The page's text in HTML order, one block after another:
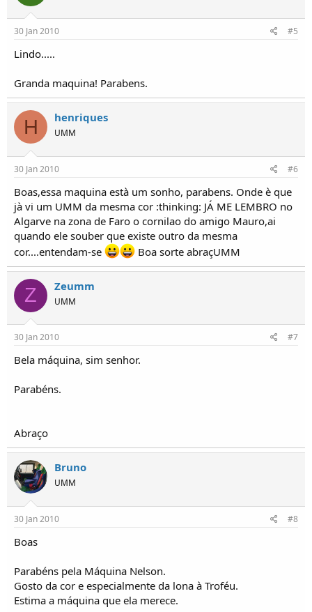
30 Jan 2010 #5
Lindo.....
Granda maquina! Parabens.
H henriques
UMM
30 Jan 2010 #6
Boas,essa maquina està um sonho, parabens. Onde è que
jà vi um UMM da mesma cor :thinking: JÁ ME LEMBRO no
Algarve na zona de Faro o cornilao do amigo Mauro,ai
quando ele souber que existe outro da mesma
cor....entendam-se
Boa sorte abraçUMM
Z Zeumm
UMM
30 Jan 2010 #7
Bela máquina, sim senhor.
Parabéns.
Abraço
Bruno
UMM
30 Jan 2010 #8
Boas
Parabéns pela Máquina Nelson.
Gosto da cor e especialmente da lona à Troféu.
Estima a máquina que ela merece.